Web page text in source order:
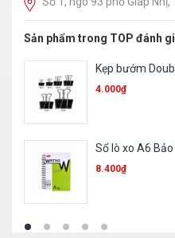
Sản phẩm trong TOP đánh
Trình ký mica
23.310
Phong bì
1.000